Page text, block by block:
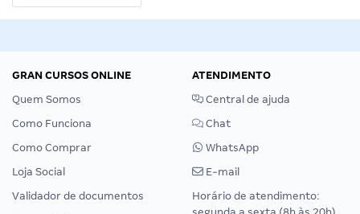
GRAN CURSOS ONLINE
Quem Somos
Como Funciona
Como Comprar
Loja Social
Validador de documentos
ATENDIMENTO
Central de ajuda
Chat
WhatsApp
E-mail
Horário de atendimento: